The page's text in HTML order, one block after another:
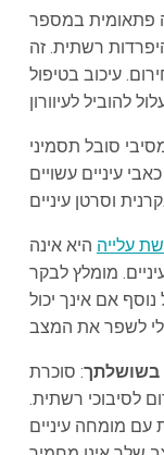
פתאומית במספר
רשתית. זה
עיכוב בטיפול
סובל תסמיני
עיניים עשויים
עלייה היא אינה
מומלץ לבקר
אם אינך יכול
בשושלתך: סוכרת
לסיבוכי רשתית.
עם מומחה עיניים